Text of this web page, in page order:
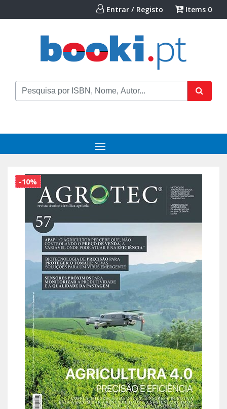
Entrar / Registo Items 0
-10%